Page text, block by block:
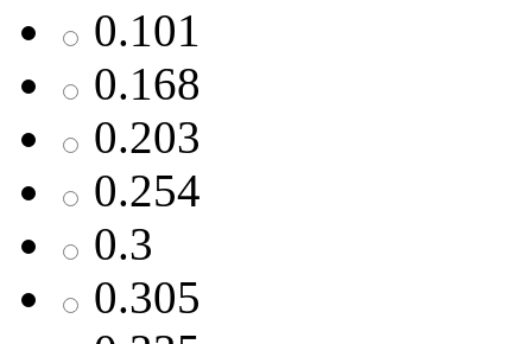
0.101
0.168
0.203
0.254
0.3
0.305